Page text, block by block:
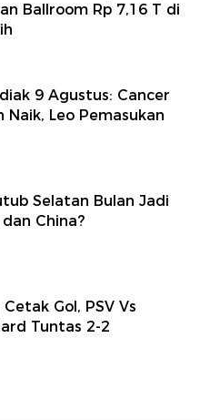
Ballroom Rp 7,16 T di
9 Agustus: Cancer
Naik, Leo Pemasukan
Selatan Bulan Jadi
China?
Gol, PSV Vs
Tuntas 2-2